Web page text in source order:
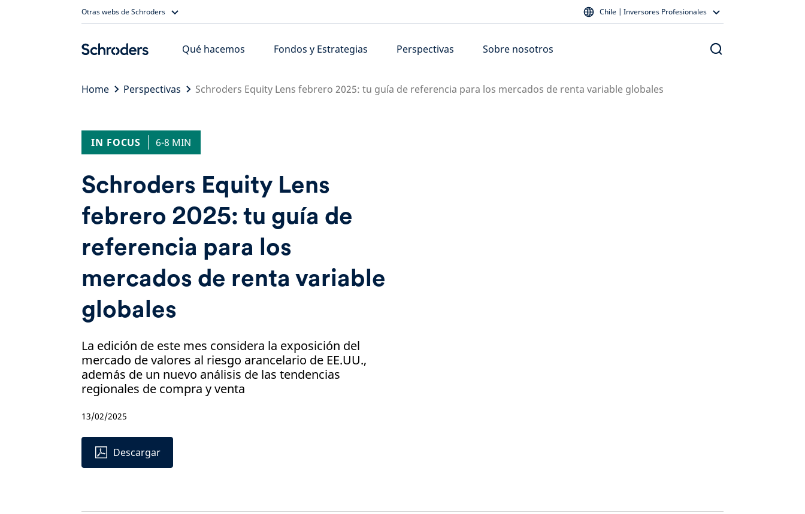
Otras webs de Schroders Chile | Inversores Profesionales
Qué hacemos Fondos y Estrategias Perspectivas Sobre nosotros
Home Perspectivas Schroders Equity Lens febrero 2025: tu guía de referencia para los mercados de renta variable globales
IN FOCUS 6-8 MIN
Schroders Equity Lens
febrero 2025: tu guía de
referencia para los
mercados de renta variable
globales
La edición de este mes considera la exposición del
mercado de valores al riesgo arancelario de EE.UU.,
además de un nuevo análisis de las tendencias
regionales de compra y venta
13/02/2025
Descargar